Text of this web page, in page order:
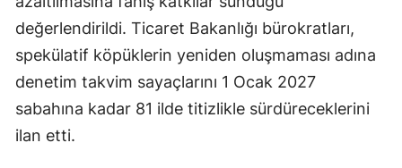
değerlendirildi. Ticaret Bakanlığı bürokratları,
spekülatif köpüklerin yeniden oluşmaması adına
denetim takvim sayaçlarını 1 Ocak 2027
sabahına kadar 81 ilde titizlikle sürdüreceklerini
ilan etti.